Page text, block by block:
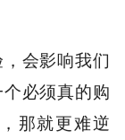
会影响我们
必须真的购
那就更难逆